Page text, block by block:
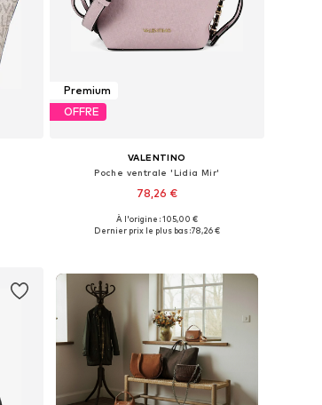
Premium
OFFRE
VALENTINO
Poche ventrale 'Lidia Mir'
78,26 €
Tailles disponibles: One Size
À l'origine : 105,00 €
Dernier prix le plus bas :78,26 €